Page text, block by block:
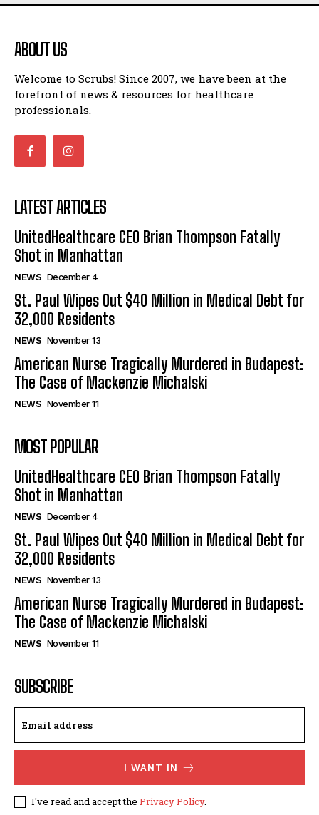
ABOUT US
Welcome to Scrubs! Since 2007, we have been at the
forefront of news & resources for healthcare
professionals.
LATEST ARTICLES
UnitedHealthcare CEO Brian Thompson Fatally
Shot in Manhattan
NEWS December 4
St. Paul Wipes Out $40 Million in Medical Debt for
32,000 Residents
NEWS November 13
American Nurse Tragically Murdered in Budapest:
The Case of Mackenzie Michalski
NEWS November 11
MOST POPULAR
UnitedHealthcare CEO Brian Thompson Fatally
Shot in Manhattan
NEWS December 4
St. Paul Wipes Out $40 Million in Medical Debt for
32,000 Residents
NEWS November 13
American Nurse Tragically Murdered in Budapest:
The Case of Mackenzie Michalski
NEWS November 11
SUBSCRIBE
I WANT IN
I've read and accept the Privacy Policy.